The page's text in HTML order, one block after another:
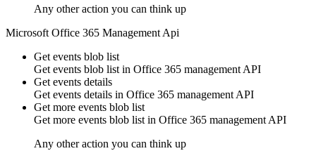
Any other action you can think up
Microsoft Office 365 Management Api
Get events blob list
Get events blob list in Office 365 management API
Get events details
Get events details in Office 365 management API
Get more events blob list
Get more events blob list in Office 365 management API
Any other action you can think up